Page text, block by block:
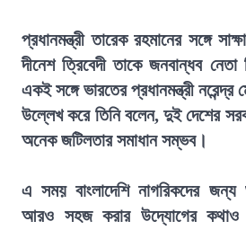
প্রধানমন্ত্রী তারেক রহমানের সঙ্গে
দীনেশ ত্রিবেদী তাকে জনবান্ধব
একই সঙ্গে ভারতের প্রধানমন্ত্রী
উল্লেখ করে তিনি বলেন, দুই দেশের
অনেক জটিলতার সমাধান সম্ভব।
এ সময় বাংলাদেশি নাগরিকদের জন্য
আরও সহজ করার উদ্যোগের কথাও